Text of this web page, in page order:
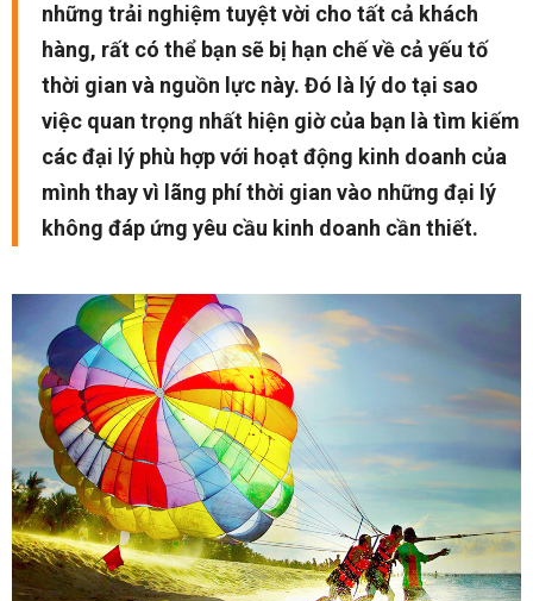
những trải nghiệm tuyệt vời cho tất cả khách
hàng, rất có thể bạn sẽ bị hạn chế về cả yếu tố
thời gian và nguồn lực này. Đó là lý do tại sao
việc quan trọng nhất hiện giờ của bạn là tìm kiếm
các đại lý phù hợp với hoạt động kinh doanh của
mình thay vì lãng phí thời gian vào những đại lý
không đáp ứng yêu cầu kinh doanh cần thiết.